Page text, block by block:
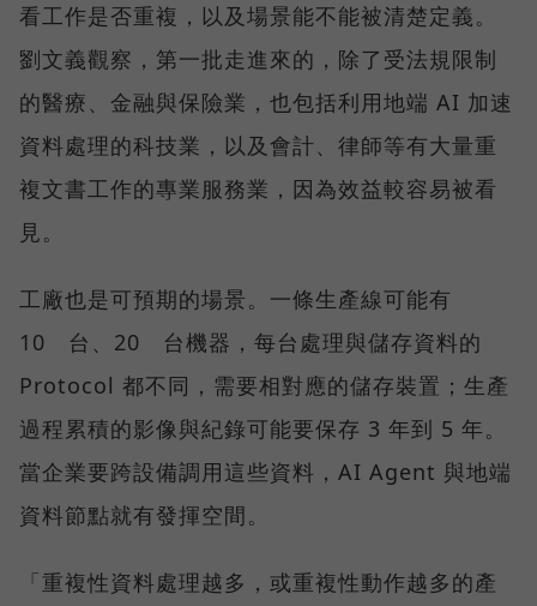
看工作是否重複，以及場景能不能被清楚定義。
劉文義觀察，第一批走進來的，除了受法規限制
的醫療、金融與保險業，也包括利用地端 AI 加速
資料處理的科技業，以及會計、律師等有大量重
複文書工作的專業服務業，因為效益較容易被看
見。
工廠也是可預期的場景。一條生產線可能有
10 台、20 台機器，每台處理與儲存資料的
Protocol 都不同，需要相對應的儲存裝置；生產
過程累積的影像與紀錄可能要保存 3 年到 5 年。
當企業要跨設備調用這些資料，AI Agent 與地端
資料節點就有發揮空間。
「重複性資料處理越多，或重複性動作越多的產